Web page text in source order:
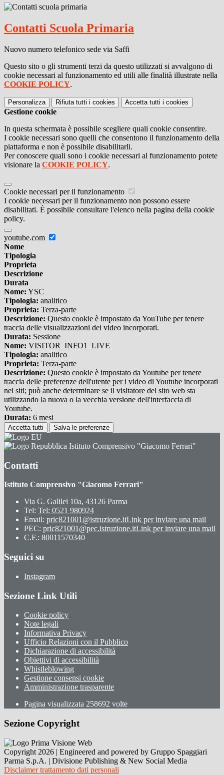
Contatti Scuola Primaria
Nuovo numero telefonico sede via Saffi
Questo sito o gli strumenti terzi da questo utilizzati si avvalgono di
cookie necessari al funzionamento ed utili alle finalità illustrate nella
COOKIE POLICY.
Personalizza Rifiuta tutti i cookies Accetta tutti i cookies
Gestione cookie
In questa schermata è possibile scegliere quali cookie consentire.
I cookie necessari sono quelli che consentono il funzionamento della
piattaforma e non è possibile disabilitarli.
Per conoscere quali sono i cookie necessari al funzionamento potete
visionare la COOKIE POLICY.
Cookie necessari per il funzionamento
I cookie necessari per il funzionamento non possono essere
disabilitati. È possibile consultare l'elenco nella pagina della cookie
policy.
youtube.com
Nome
Tipologia
Proprieta
Descrizione
Durata
Nome: YSC
Tipologia: analitico
Proprieta: Terza-parte
Descrizione: Questo cookie è impostato da YouTube per tenere
traccia delle visualizzazioni dei video incorporati.
Durata: Sessione
Nome: VISITOR_INFO1_LIVE
Tipologia: analitico
Proprieta: Terza-parte
Descrizione: Questo cookie è impostato da Youtube per tenere
traccia delle preferenze dell'utente per i video di Youtube incorporati
nei siti; può anche determinare se il visitatore del sito web sta
utilizzando la nuova o la vecchia versione dell'interfaccia di
Youtube.
Durata: 6 mesi
Accetta tutti Salva le preferenze
Istituto Comprensivo "Giacomo Ferrari"
Contatti
Istituto Comprensivo "Giacomo Ferrari"
Via G. Galilei 10a, 43126 Parma
Tel: Tel: 0521 980924
Email: pric821001@istruzione.itLink per inviare una mail
PEC: pric821001@pec.istruzione.itLink per inviare una mail
C.F.: 80011570340
Seguici su
Instagram
Sezione Link Utili
Cookie policy
Note legali
Informativa Privacy
Ufficio Relazioni con il Pubblico
Dichiarazione di accessibilità
Obiettivi di accessibilità
Whistleblowing
Gestione consensi cookie
Amministrazione trasparente
Pagina visualizzata 258692 volte
Sezione Copyright
Copyright 2026 | Engineered and powered by Gruppo Spaggiari
Parma S.p.A. | Divisione Publishing & New Social Media
Disclaimer trattamento dati personali